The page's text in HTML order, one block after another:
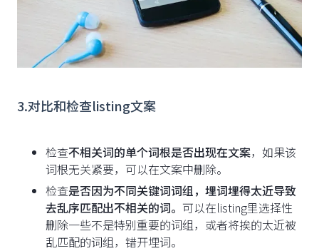
3.对比和检查listing文案
检查不相关词的单个词根是否出现在文案，如果该
词根无关紧要，可以在文案中删除。
检查是否因为不同关键词词组，埋词埋得太近导致
去乱序匹配出不相关的词。 可以在listing里选择性
删除一些不是特别重要的词组，或者将挨的太近被
乱匹配的词组，错开埋词。